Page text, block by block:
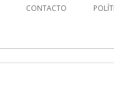
CONTACTO